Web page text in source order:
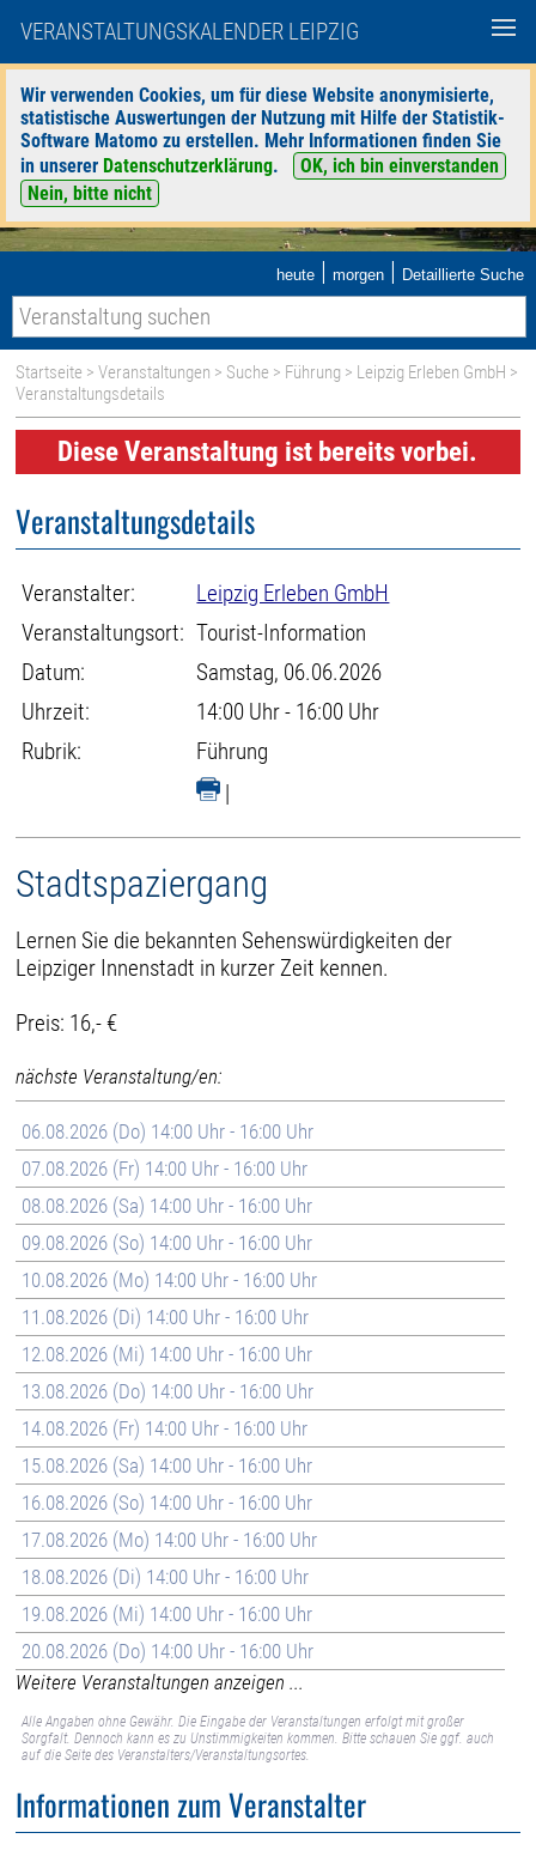
VERANSTALTUNGSKALENDER LEIPZIG
Wir verwenden Cookies, um für diese Website anonymisierte,
statistische Auswertungen der Nutzung mit Hilfe der Statistik-
Software Matomo zu erstellen. Mehr Informationen finden Sie
in unserer Datenschutzerklärung.
OK, ich bin einverstanden
Nein, bitte nicht
heute | morgen | Detaillierte Suche
Startseite >Veranstaltungen > Suche > Führung > Leipzig Erleben GmbH >
Veranstaltungsdetails
Diese Veranstaltung ist bereits vorbei.
Veranstaltungsdetails
Veranstalter:
Leipzig Erleben GmbH
Veranstaltungsort: Tourist-Information
Datum:
Samstag, 06.06.2026
Uhrzeit:
14:00 Uhr - 16:00 Uhr
Rubrik:
Führung
|
Stadtspaziergang
Lernen Sie die bekannten Sehenswürdigkeiten der
Leipziger Innenstadt in kurzer Zeit kennen.
Preis: 16,- €
nächste Veranstaltung/en:
06.08.2026 (Do) 14:00 Uhr - 16:00 Uhr
07.08.2026 (Fr) 14:00 Uhr - 16:00 Uhr
08.08.2026 (Sa) 14:00 Uhr - 16:00 Uhr
09.08.2026 (So) 14:00 Uhr - 16:00 Uhr
10.08.2026 (Mo) 14:00 Uhr - 16:00 Uhr
11.08.2026 (Di) 14:00 Uhr - 16:00 Uhr
12.08.2026 (Mi) 14:00 Uhr - 16:00 Uhr
13.08.2026 (Do) 14:00 Uhr - 16:00 Uhr
14.08.2026 (Fr) 14:00 Uhr - 16:00 Uhr
15.08.2026 (Sa) 14:00 Uhr - 16:00 Uhr
16.08.2026 (So) 14:00 Uhr - 16:00 Uhr
17.08.2026 (Mo) 14:00 Uhr - 16:00 Uhr
18.08.2026 (Di) 14:00 Uhr - 16:00 Uhr
19.08.2026 (Mi) 14:00 Uhr - 16:00 Uhr
20.08.2026 (Do) 14:00 Uhr - 16:00 Uhr
Weitere Veranstaltungen anzeigen ...
Alle Angaben ohne Gewähr. Die Eingabe der Veranstaltungen erfolgt mit großer
Sorgfalt. Dennoch kann es zu Unstimmigkeiten kommen. Bitte schauen Sie ggf. auch
auf die Seite des Veranstalters/Veranstaltungsortes.
Informationen zum Veranstalter